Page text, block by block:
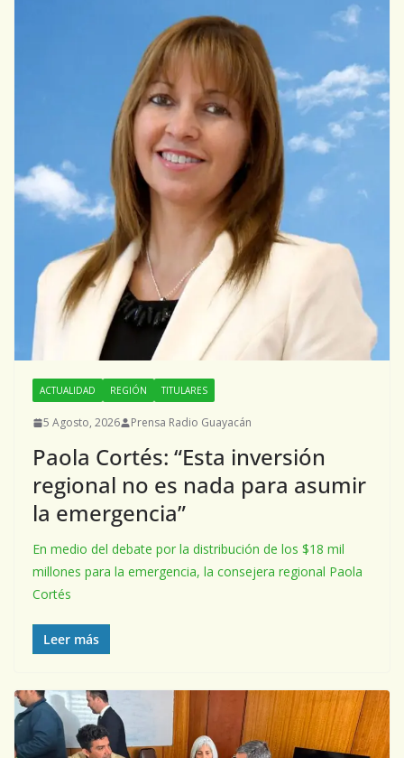
ACTUALIDAD REGIÓN TITULARES
5 Agosto, 2026 Prensa Radio Guayacán
Paola Cortés: “Esta inversión
regional no es nada para asumir
la emergencia”
En medio del debate por la distribución de los $18 mil
millones para la emergencia, la consejera regional Paola
Cortés
Leer más